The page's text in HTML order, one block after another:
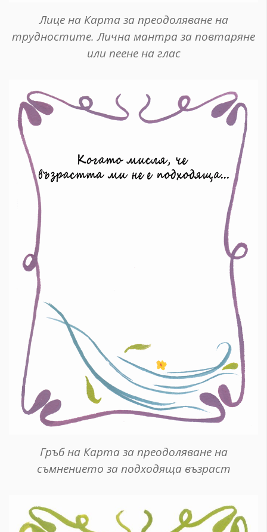
Лице на Карта за преодоляване на
трудностите. Лична мантра за повтаряне
или пеене на глас
Гръб на Карта за преодоляване на
съмнението за подходяща възраст